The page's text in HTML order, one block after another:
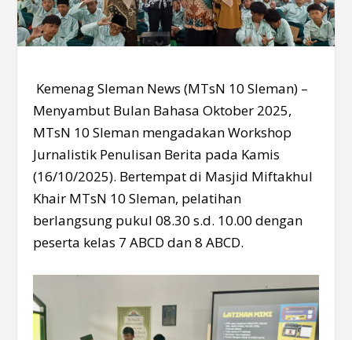
Kemenag Sleman News (MTsN 10 Sleman) –
Menyambut Bulan Bahasa Oktober 2025,
MTsN 10 Sleman mengadakan Workshop
Jurnalistik Penulisan Berita pada Kamis
(16/10/2025). Bertempat di Masjid Miftakhul
Khair MTsN 10 Sleman, pelatihan
berlangsung pukul 08.30 s.d. 10.00 dengan
peserta kelas 7 ABCD dan 8 ABCD.